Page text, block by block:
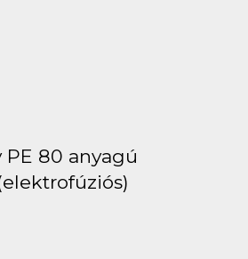
PE 80 anyagú